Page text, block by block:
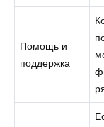
Помощь и
поддержка